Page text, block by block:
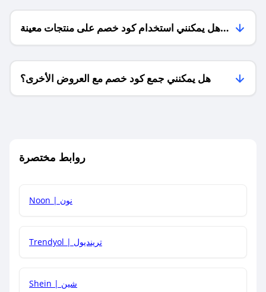
هل يمكنني استخدام كود خصم على منتجات معينة
فقط؟
هل يمكنني جمع كود خصم مع العروض الأخرى؟
كم مدة صلاحية كود الخصم؟
روابط مختصرة
Noon | نون
Trendyol | ترينديول
Shein | شين